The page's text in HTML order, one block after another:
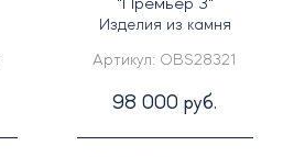
"Премьер 3"
Изделия из камня
Артикул: OBS28321
98 000 руб.